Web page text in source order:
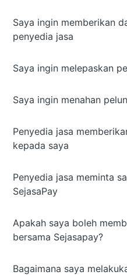
Saya ingin memberikan
penyedia jasa
Saya ingin melepaskan
Saya ingin menahan
Penyedia jasa
kepada saya
Penyedia jasa meminta
SejasaPay
Apakah saya boleh
bersama Sejasapay?
Bagaimana saya